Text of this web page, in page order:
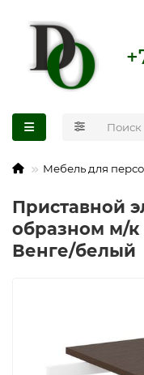
Мебель для
Приставной
образном м/к
Венге/белый